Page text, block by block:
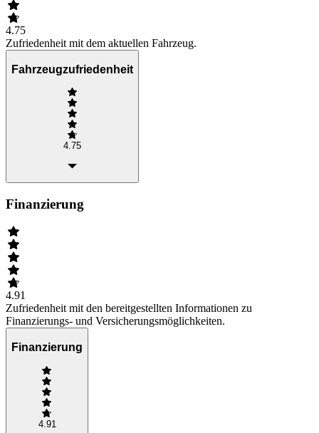
4.75
Zufriedenheit mit dem aktuellen Fahrzeug.
Fahrzeugzufriedenheit
4.75
Finanzierung
4.91
Zufriedenheit mit den bereitgestellten Informationen zu
Finanzierungs- und Versicherungsmöglichkeiten.
Finanzierung
4.91